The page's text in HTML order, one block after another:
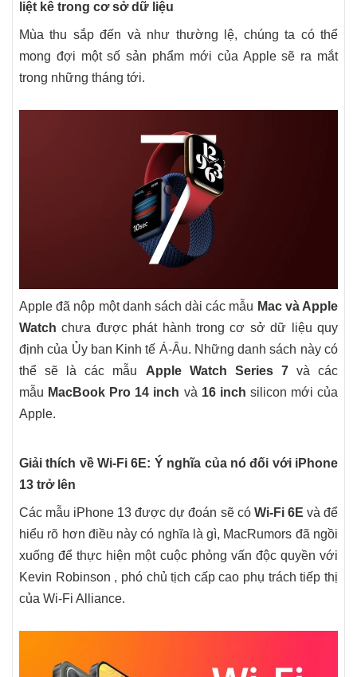
liệt kê trong cơ sở dữ liệu
Mùa thu sắp đến và như thường lệ, chúng ta có thể
mong đợi một số sản phẩm mới của Apple sẽ ra mắt
trong những tháng tới.
Apple đã nộp một danh sách dài các mẫu Mac và Apple
Watch chưa được phát hành trong cơ sở dữ liệu quy
định của Ủy ban Kinh tế Á-Âu. Những danh sách này có
thể sẽ là các mẫu Apple Watch Series 7 và các
mẫu MacBook Pro 14 inch và 16 inch silicon mới của
Apple.
Giải thích về Wi-Fi 6E: Ý nghĩa của nó đối với iPhone
13 trở lên
Các mẫu iPhone 13 được dự đoán sẽ cóWi-Fi 6E và để
hiểu rõ hơn điều này có nghĩa là gì, MacRumors đã ngồi
xuống để thực hiện một cuộc phỏng vấn độc quyền với
Kevin Robinson , phó chủ tịch cấp cao phụ trách tiếp thị
của Wi-Fi Alliance.